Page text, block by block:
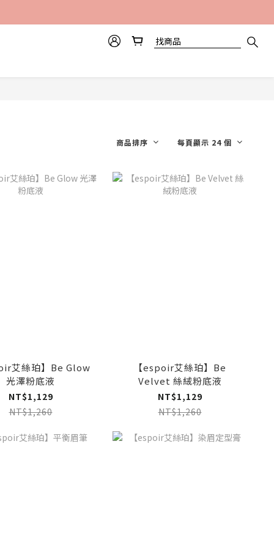
商品排序 每頁顯示 24 個
艾絲珀】Be Glow
光澤粉底液
NT$1,129
NT$1,260
【espoir艾絲珀】Be
Velvet 絲絨粉底液
NT$1,129
NT$1,260